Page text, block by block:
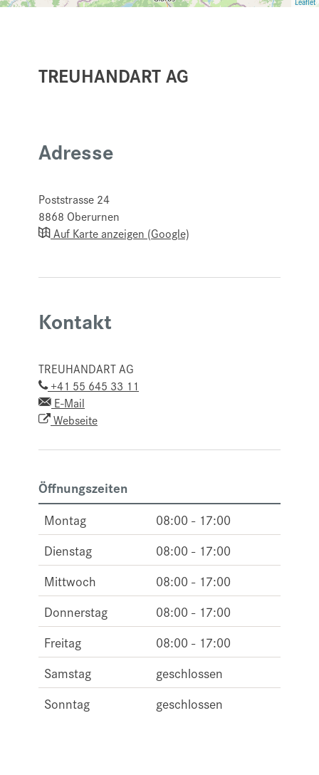
TREUHANDART AG
Adresse
Poststrasse 24
8868 Oberurnen
Auf Karte anzeigen (Google)
Kontakt
TREUHANDART AG
+41 55 645 33 11
E-Mail
Webseite
Öffnungszeiten
Montag
08:00 - 17:00
Dienstag
08:00 - 17:00
Mittwoch
08:00 - 17:00
Donnerstag
08:00 - 17:00
Freitag
08:00 - 17:00
Samstag
geschlossen
Sonntag
geschlossen